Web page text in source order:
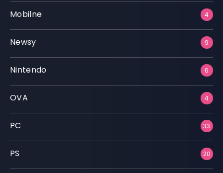
Mobilne 4
Newsy 9
Nintendo 6
OVA 4
PC 33
PS 20